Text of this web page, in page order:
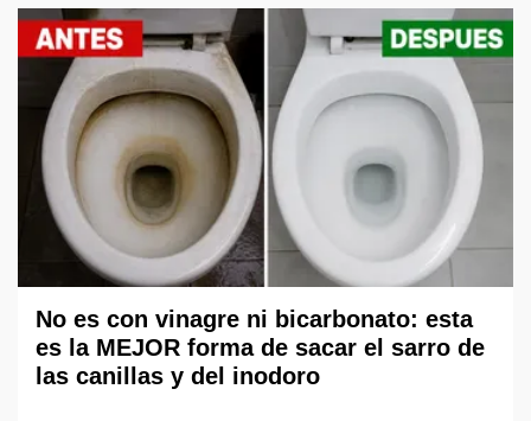
No es con vinagre ni bicarbonato: esta
es la MEJOR forma de sacar el sarro de
las canillas y del inodoro